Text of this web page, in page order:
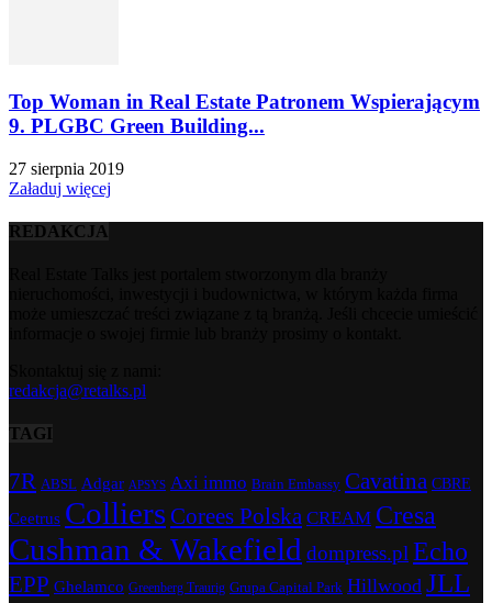
Top Woman in Real Estate Patronem Wspierającym
9. PLGBC Green Building...
27 sierpnia 2019
Załaduj więcej
REDAKCJA
redakcja@retalks.pl
TAGI
7R ABSL Adgar APSYS Axi immo Brain Embassy Cavatina CBRE
Ceetrus ColliersCorees Polska CREAM Cresa
Cushman & Wakefield dompress.pl Echo
EPP Ghelamco Greenberg Traurig Grupa Capital Park Hillwood JLL